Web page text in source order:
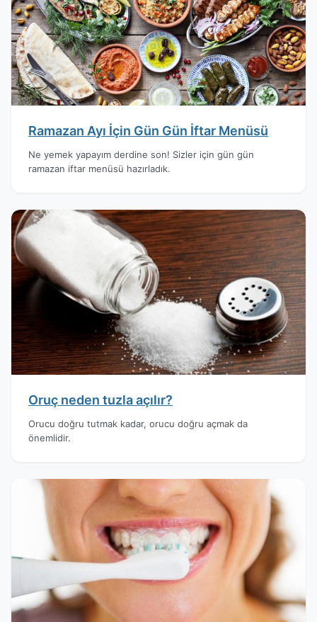
Ramazan Ayı İçin Gün Gün İftar Menüsü
Ne yemek yapayım derdine son! Sizler için gün gün
ramazan iftar menüsü hazırladık.
Oruç neden tuzla açılır?
Orucu doğru tutmak kadar, orucu doğru açmak da
önemlidir.